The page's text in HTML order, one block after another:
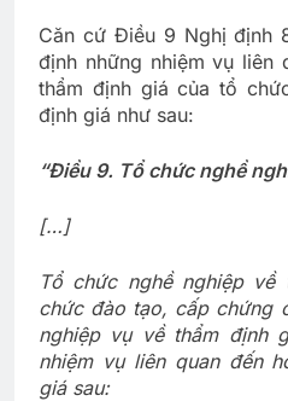
Căn cứ Điều 9 Nghị định
định những nhiệm vụ liên
thẩm định giá của tổ
định giá như sau:
“Điều 9. Tổ chức nghề
[…]
Tổ chức nghề nghiệp
chức đào tạo, cấp chứng
nghiệp vụ về thẩm định
nhiệm vụ liên quan đến
giá sau: